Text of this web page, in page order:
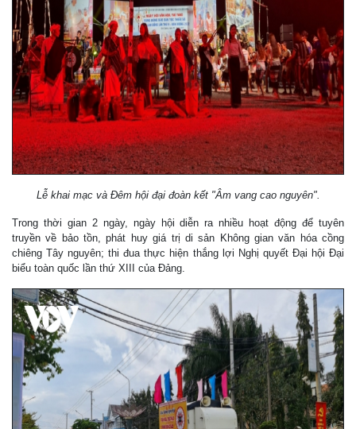
Lễ khai mạc và Đêm hội đại đoàn kết "Âm vang cao nguyên".
Trong thời gian 2 ngày, ngày hội diễn ra nhiều hoạt động để tuyên
truyền về bảo tồn, phát huy giá trị di sản Không gian văn hóa cồng
chiêng Tây nguyên; thi đua thực hiện thắng lợi Nghị quyết Đại hội Đại
biểu toàn quốc lần thứ XIII của Đảng.